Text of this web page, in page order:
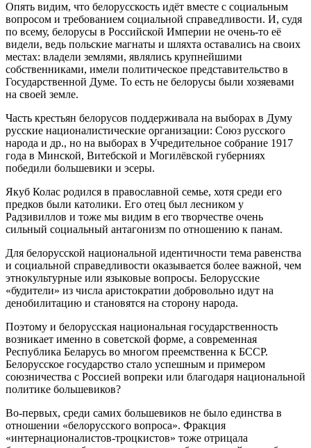
Опять видим, что белорусскость идёт вместе с социальным
вопросом и требованием социальной справедливости. И, судя
по всему, белорусы в Российской Империи не очень-то её
видели, ведь польские магнаты и шляхта оставались на своих
местах: владели землями, являлись крупнейшими
собственниками, имели политическое представительство в
Государственной Думе. То есть не белорусы были хозяевами
на своей земле.
Часть крестьян белорусов поддерживала на выборах в Думу
русские националистические организации: Союз русского
народа и др., но на выборах в Учредительное собрание 1917
года в Минской, Витебской и Могилёвской губерниях
победили большевики и эсеры.
Якуб Колас родился в православной семье, хотя среди его
предков были католики. Его отец был лесником у
Радзивиллов и тоже мы видим в его творчестве очень
сильный социальный антагонизм по отношению к панам.
Для белорусской национальной идентичности тема равенства
и социальной справедливости оказывается более важной, чем
этнокультурные или языковые вопросы. Белорусские
«будители» из числа аристократии добровольно идут на
денобилитацию и становятся на сторону народа.
Поэтому и белорусская национальная государственность
возникает именно в советской форме, а современная
Республика Беларусь во многом преемственна к БССР.
Белорусское государство стало успешным и примером
союзничества с Россией вопреки или благодаря национальной
политике большевиков?
Во-первых, среди самих большевиков не было единства в
отношении «белорусского вопроса». Фракция
«интернационалистов-троцкистов» тоже отрицала